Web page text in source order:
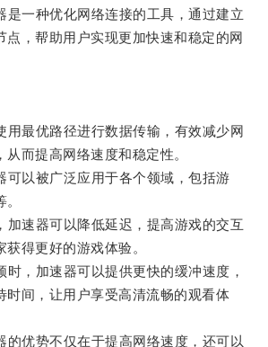
一种优化网络连接的工具，通过建立
点，帮助用户实现更加快速和稳定的网
最优路径进行数据传输，有效减少网
而提高网络速度和稳定性。
以被广泛应用于各个领域，包括游
速器可以降低延迟，提高游戏的交互
得更好的游戏体验。
，加速器可以提供更快的缓冲速度，
时间，让用户享受高清流畅的观看体
优势不仅在于提高网络速度，还可以